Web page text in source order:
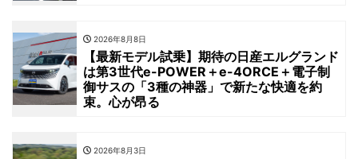
2026年8月8日
【最新モデル試乗】期待の日産エルグランド
は第3世代e-POWER＋e-4ORCE＋電子制
御サスの「3種の神器」で新たな快適を約
束。心が昂る
2026年8月3日